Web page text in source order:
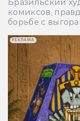
Бразильский
комиксов,
борьбе с
РЕКЛАМА